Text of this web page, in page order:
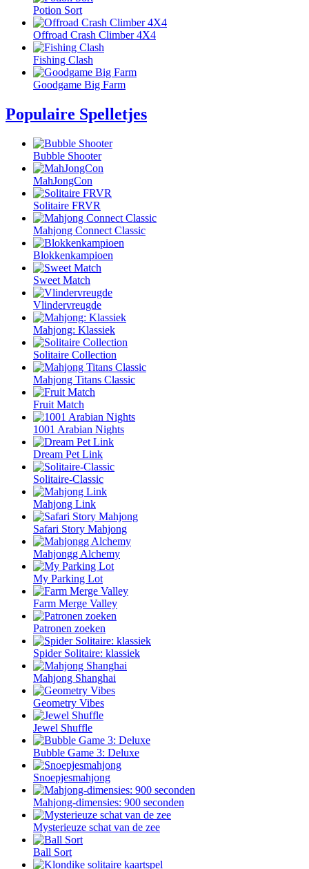
Potion Sort
Offroad Crash Climber 4X4
Fishing Clash
Goodgame Big Farm
Populaire Spelletjes
Bubble Shooter
MahJongCon
Solitaire FRVR
Mahjong Connect Classic
Blokkenkampioen
Sweet Match
Vlindervreugde
Mahjong: Klassiek
Solitaire Collection
Mahjong Titans Classic
Fruit Match
1001 Arabian Nights
Dream Pet Link
Solitaire-Classic
Mahjong Link
Safari Story Mahjong
Mahjongg Alchemy
My Parking Lot
Farm Merge Valley
Patronen zoeken
Spider Solitaire: klassiek
Mahjong Shanghai
Geometry Vibes
Jewel Shuffle
Bubble Game 3: Deluxe
Snoepjesmahjong
Mahjong-dimensies: 900 seconden
Mysterieuze schat van de zee
Ball Sort